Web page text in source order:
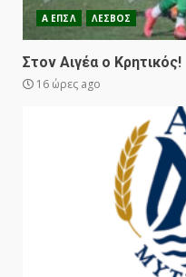
Α ΕΠΣΛ ΛΕΣΒΟΣ
Στον Αιγέα ο Κρητικός!
16 ώρες ago